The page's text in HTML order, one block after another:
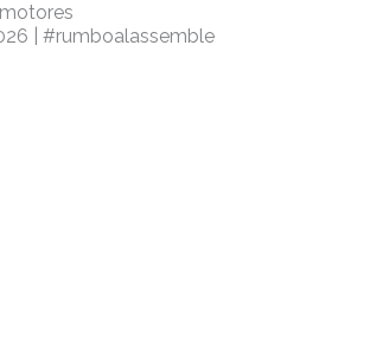
| #rumboalassemble